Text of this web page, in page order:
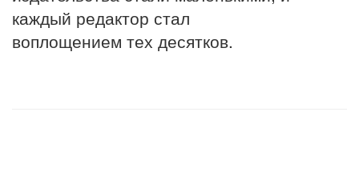
каждый редактор стал
воплощением тех десятков.